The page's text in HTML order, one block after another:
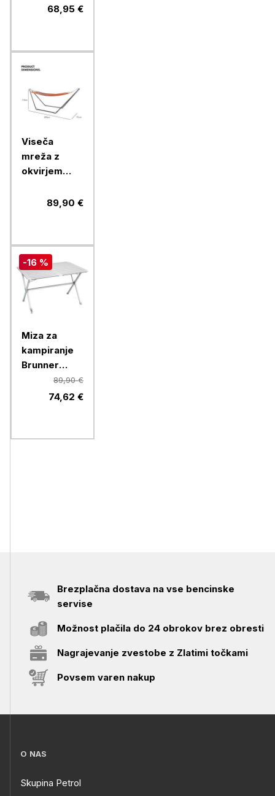
HIGHBACK,
68,95 €
Viseča
mreža z
okvirjem
VONDV-89,90 €
-16 %
Miza za
kampiranje
Brunner
GAPLESS
89,90 €
74,62 €
Brezplačna dostava na vse bencinske
servise
Možnost plačila do 24 obrokov brez obresti
Nagrajevanje zvestobe z Zlatimi točkami
Povsem varen nakup
O NAS
Skupina Petrol